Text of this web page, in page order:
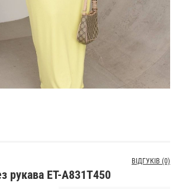
ВІДГУКІВ (0)
рукава ET-A831T450